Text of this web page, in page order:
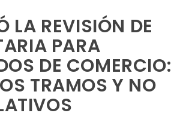
LA REVISIÓN DE
PARA
DE COMERCIO:
TRAMOS Y NO